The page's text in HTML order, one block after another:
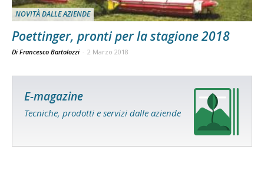
NOVITÀ DALLE AZIENDE
Poettinger, pronti per la stagione 2018
Di Francesco Bartolozzi - 2 Marzo 2018
E-magazine
Tecniche, prodotti e servizi dalle aziende